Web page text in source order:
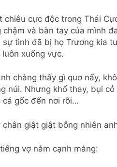
chiêu cực độc trong Thái
và bàn tay của mình
tình đã bị họ Trương kia
xuống vực.
chàng thấy gì quơ nấy,
núi. Nhưng khổ thay, bụi
cả gốc đến nơi rồi…
giật giật bỗng nhiên
vợ nằm cạnh mắng: